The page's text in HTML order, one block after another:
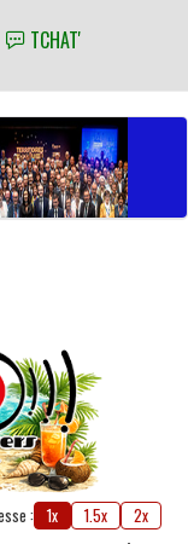
TCHAT'
: 1x 1.5x 2x